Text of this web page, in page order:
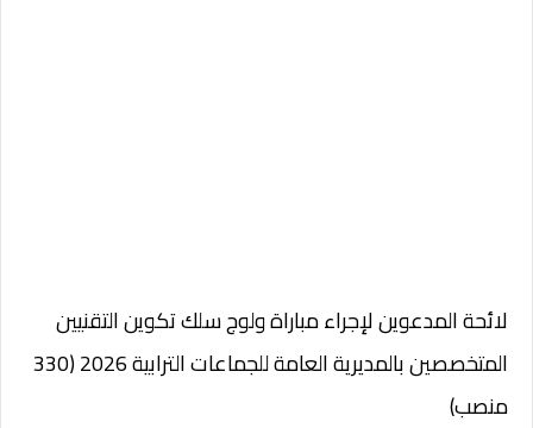
لائحة المدعوين لإجراء مباراة ولوج سلك تكوين التقنيين
المتخصصين بالمديرية العامة للجماعات الترابية 2026 (330
منصب)